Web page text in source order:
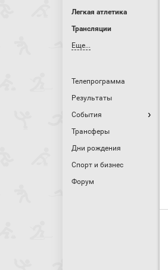
Легкая атлетика
Трансляции
Еще...
Телепрограмма
Результаты
События
Трансферы
Дни рождения
Спорт и бизнес
Форум